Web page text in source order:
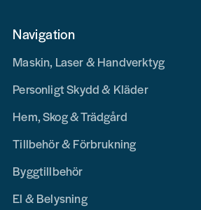
Navigation
Maskin, Laser & Handverktyg
Personligt Skydd & Kläder
Hem, Skog & Trädgård
Tillbehör & Förbrukning
Byggtillbehör
El & Belysning